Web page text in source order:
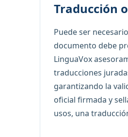
Traducción
Puede ser
documento debe
LinguaVox
traducciones
garantizando la
oficial firmada y
usos, una